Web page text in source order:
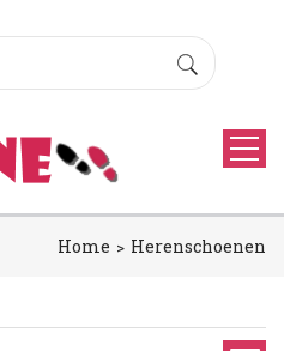
Home Herenschoenen